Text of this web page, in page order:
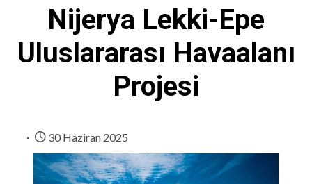
Nijerya Lekki-Epe
Uluslararası Havaalanı
Projesi
30 Haziran 2025